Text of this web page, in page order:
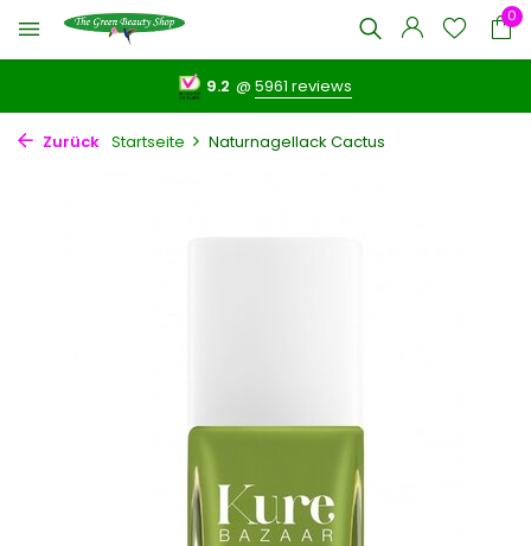
0
9.2 @5961 reviews
Zurück Startseite Naturnagellack Cactus